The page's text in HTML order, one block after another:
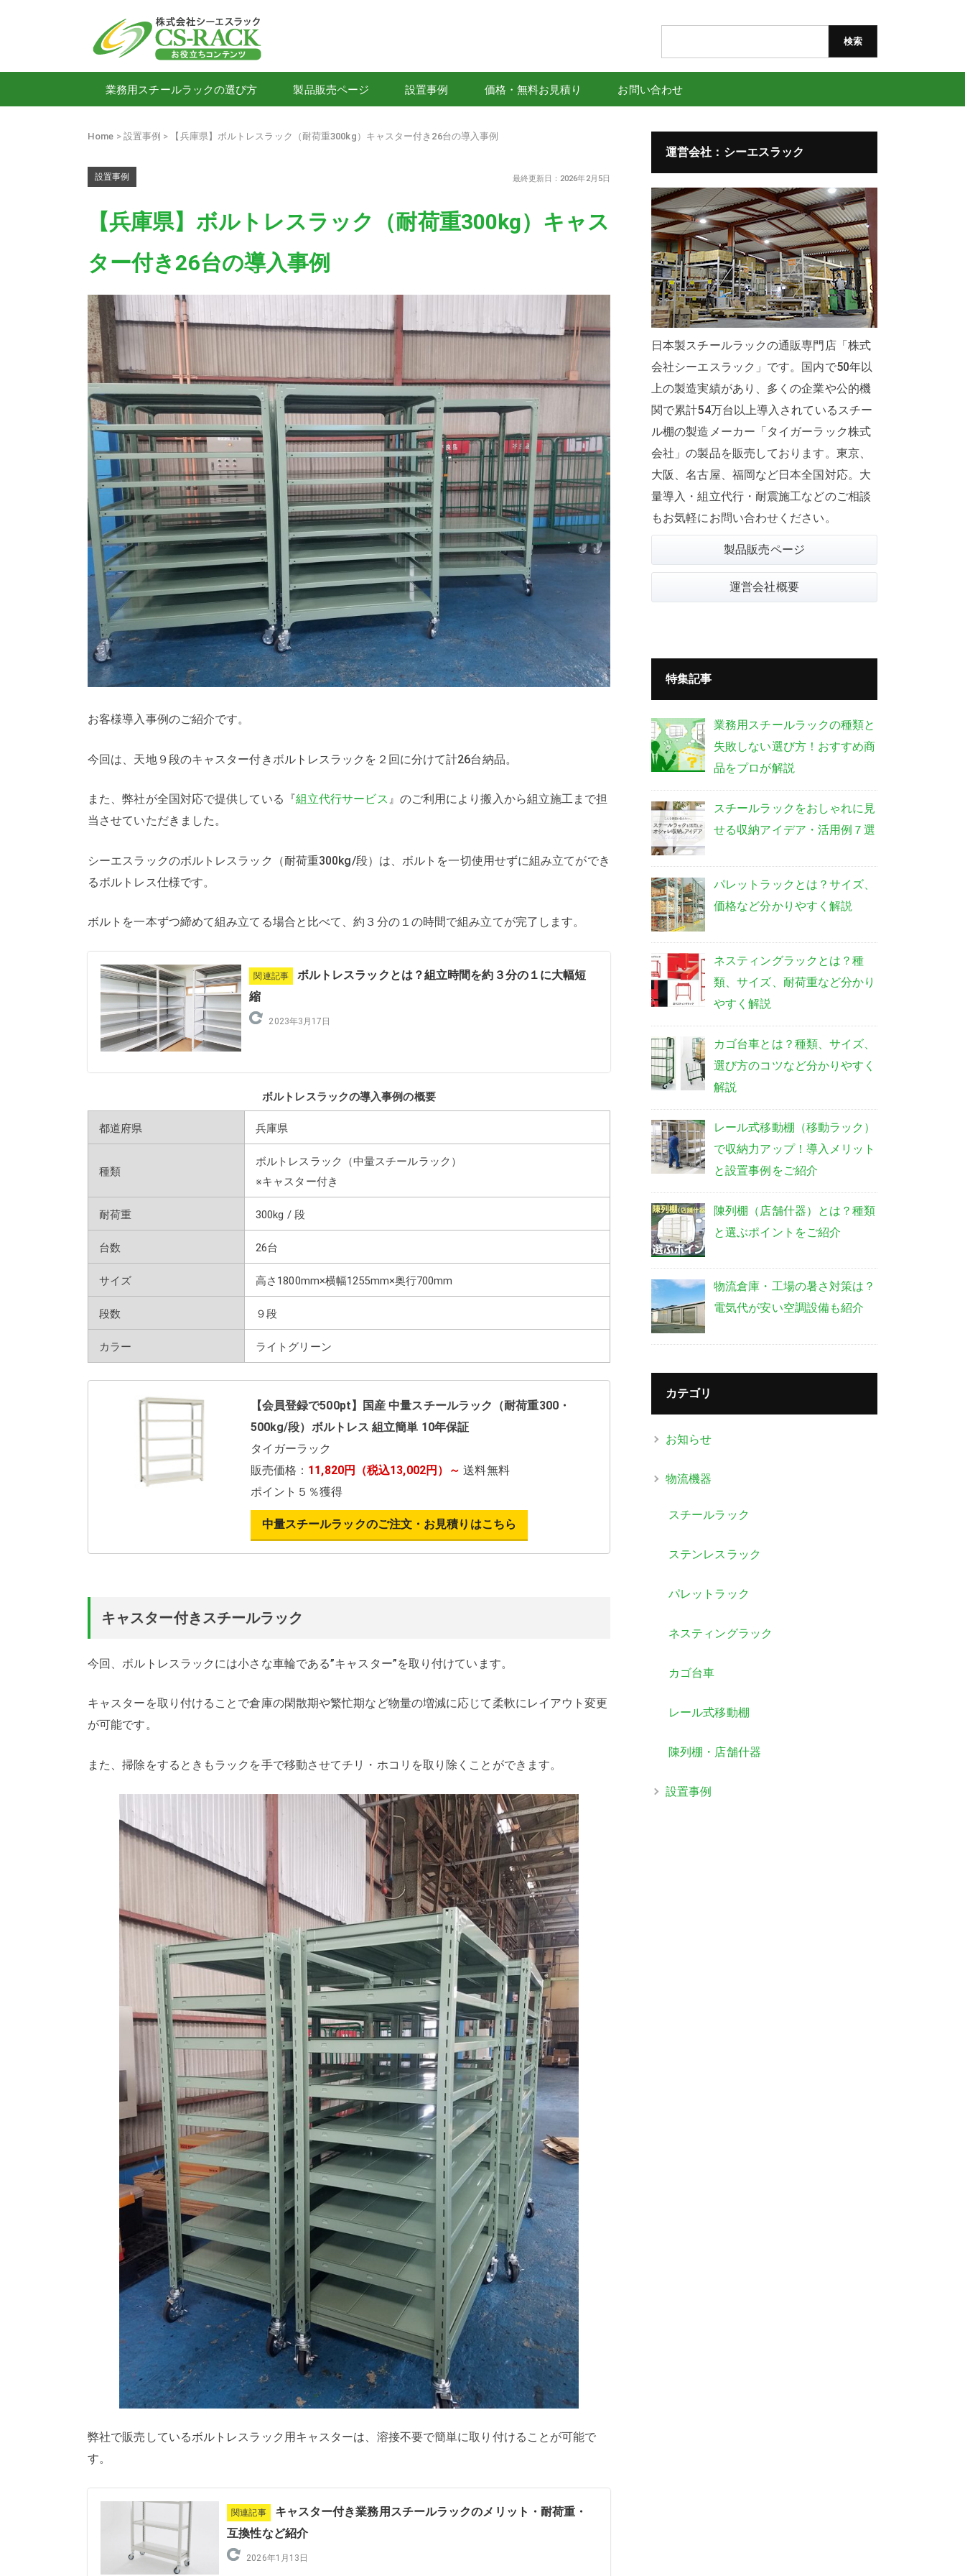
索:
業務用スチールラックの選び方 製品販売ページ 設置事例 価格・無料お見積り お問い合わせ
Home 設置事例 【兵庫県】ボルトレスラック（耐荷重300kg）キャスター付き26台の導入事例
設置事例 最終更新日：2026年2月5日
【兵庫県】ボルトレスラック（耐荷重300kg）キャス
ター付き26台の導入事例
お客様導入事例のご紹介です。
今回は、天地９段のキャスター付きボルトレスラックを２回に分けて計26台納品。
また、弊社が全国対応で提供している『組立代行サービス 』のご利用により搬入から組立施工まで担
当させていただきました。
シーエスラックのボルトレスラック（耐荷重300kg/段）は、ボルトを一切使用せずに組み立てができ
るボルトレス仕様です。
ボルトを一本ずつ締めて組み立てる場合と比べて、約３分の１の時間で組み立てが完了します。
関連記事
ボルトレスラックとは？組立時間を約３分の１に大幅短
縮
2023年3月17日
ボルトレスラックの導入事例の概要
都道府県 兵庫県
種類
ボルトレスラック（中量スチールラック）
※キャスター付き
耐荷重 300kg / 段
台数 26台
サイズ 高さ1800mm×横幅1255mm×奥行700mm
段数 ９段
カラー ライトグリーン
【会員登録で500pt】国産 中量スチールラック（耐荷重300・
500kg/段）ボルトレス 組立簡単 10年保証
タイガーラック
販売価格： 11,820円（税込13,002円）～ 送料無料
ポイント５％獲得
中量スチールラックのご注文・お見積りはこちら
キャスター付きスチールラック
今回、ボルトレスラックには小さな車輪である”キャスター”を取り付けています。
キャスターを取り付けることで倉庫の閑散期や繁忙期など物量の増減に応じて柔軟にレイアウト変更
が可能です。
また、掃除をするときもラックを手で移動させてチリ・ホコリを取り除くことができます。
弊社で販売しているボルトレスラック用キャスターは、溶接不要で簡単に取り付けることが可能で
す。
関連記事
キャスター付き業務用スチールラックのメリット・耐荷重・
互換性など紹介
2026年1月13日
運営会社：シーエスラック
日本製スチールラックの通販専門店「株式
会社シーエスラック」です。国内で50年以
上の製造実績があり、多くの企業や公的機
関で累計54万台以上導入されているスチー
ル棚の製造メーカー「タイガーラック株式
会社」の製品を販売しております。東京、
大阪、名古屋、福岡など日本全国対応。大
量導入・組立代行・耐震施工などのご相談
もお気軽にお問い合わせください。
製品販売ページ
運営会社概要
特集記事
業務用スチールラックの種類と
失敗しない選び方！おすすめ商
品をプロが解説
スチールラックをおしゃれに見
せる収納アイデア・活用例７選
パレットラックとは？サイズ、
価格など分かりやすく解説
ネスティングラックとは？種
類、サイズ、耐荷重など分かり
やすく解説
カゴ台車とは？種類、サイズ、
選び方のコツなど分かりやすく
解説
レール式移動棚（移動ラック）
で収納力アップ！導入メリット
と設置事例をご紹介
陳列棚（店舗什器）とは？種類
と選ぶポイントをご紹介
物流倉庫・工場の暑さ対策は？
電気代が安い空調設備も紹介
カテゴリ
お知らせ
物流機器
スチールラック
ステンレスラック
パレットラック
ネスティングラック
カゴ台車
レール式移動棚
陳列棚・店舗什器
設置事例